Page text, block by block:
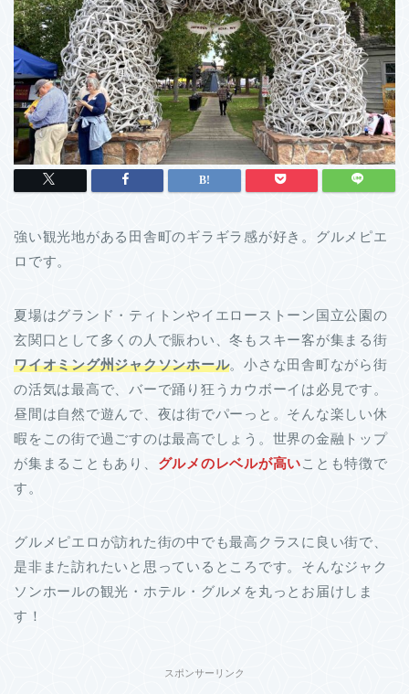
強い観光地がある田舎町のギラギラ感が好き。グルメピエ
ロです。
夏場はグランド・ティトンやイエローストーン国立公園の
玄関口として多くの人で賑わい、冬もスキー客が集まる街
ワイオミング州ジャクソンホール。小さな田舎町ながら街
の活気は最高で、バーで踊り狂うカウボーイは必見です。
昼間は自然で遊んで、夜は街でパーっと。そんな楽しい休
暇をこの街で過ごすのは最高でしょう。世界の金融トップ
が集まることもあり、 グルメのレベルが高いことも特徴で
す。
グルメピエロが訪れた街の中でも最高クラスに良い街で、
是非また訪れたいと思っているところです。そんなジャク
ソンホールの観光・ホテル・グルメを丸っとお届けしま
す！
スポンサーリンク